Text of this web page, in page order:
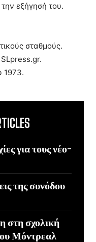
εξήγησή του.
σταθμούς.
SLpress.gr.
1973.
για τους νέο-
της συνόδου
στη σχολική
Μόντρεαλ